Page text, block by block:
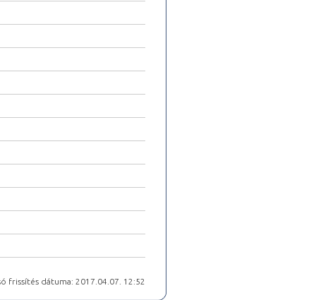
frissítés dátuma: 2017.04.07. 12:52